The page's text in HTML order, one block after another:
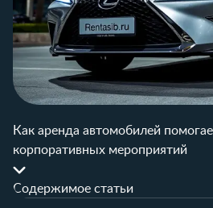
Как аренда автомобилей
корпоративных мероприятий
Содержимое статьи